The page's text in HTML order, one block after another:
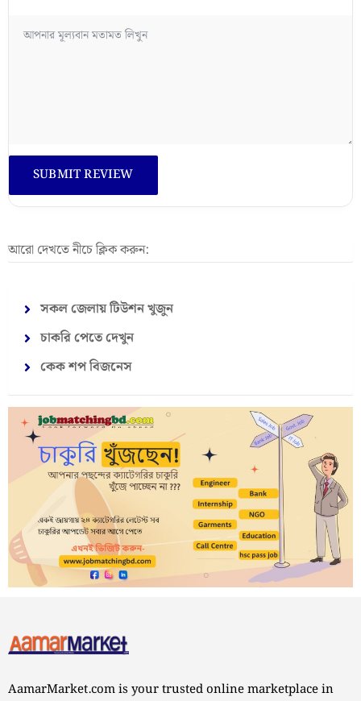
আরো দেখতে নীচে ক্লিক করুন:
সকল জেলায় টিউশন খুজুন
চাকরি পেতে দেখুন
কেক শপ বিজনেস
AamarMarket.com is your trusted online marketplace in